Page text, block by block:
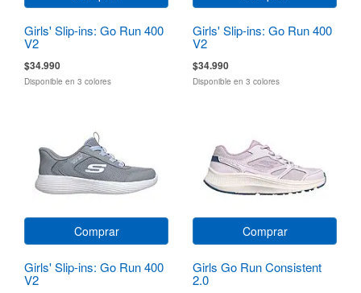
Girls' Slip-ins: Go Run 400
V2
$34.990
Disponible en 3 colores
Girls' Slip-ins: Go Run 400
V2
$34.990
Disponible en 3 colores
Comprar
Girls' Slip-ins: Go Run 400
V2
Comprar
Girls Go Run Consistent
2.0